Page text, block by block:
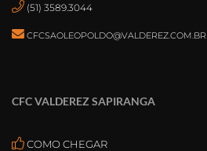
(51) 3589.3044
CFCSAOLEOPOLDO@VALDEREZ.COM.BR
CFC VALDEREZ SAPIRANGA
COMO CHEGAR